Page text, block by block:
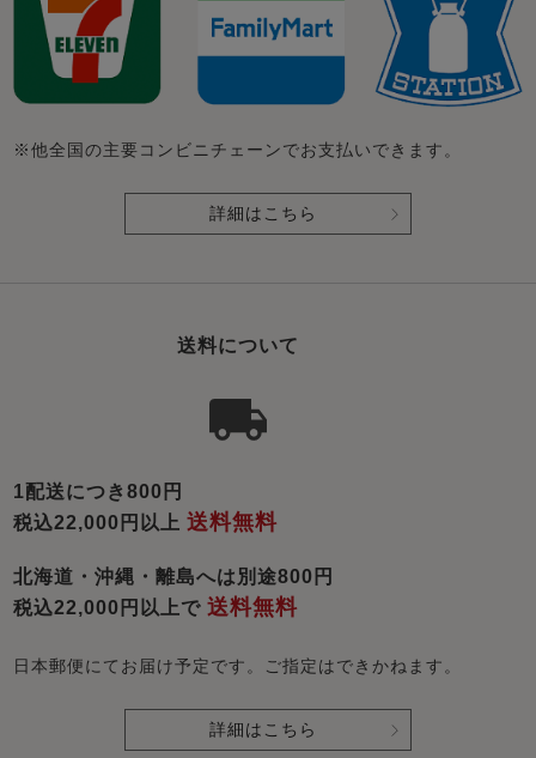
※他全国の主要コンビニチェーンでお支払いできます。
詳細はこちら
送料について
1配送につき800円
税込22,000円以上送料無料
北海道・沖縄・離島へは別途800円
税込22,000円以上で送料無料
日本郵便にてお届け予定です。ご指定はできかねます。
詳細はこちら